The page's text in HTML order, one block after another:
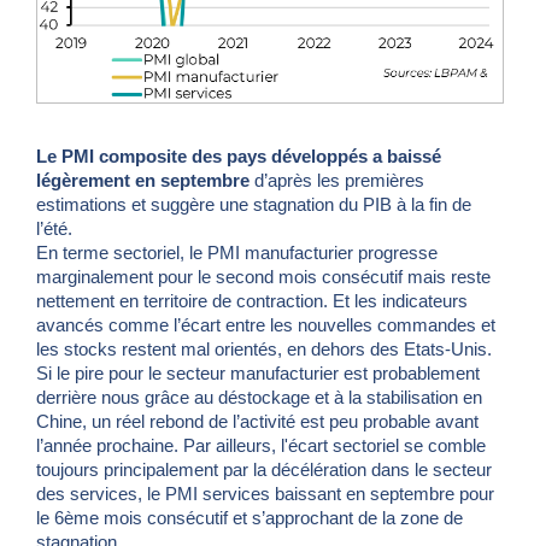
Le PMI composite des pays développés a baissé
légèrement en septembre d’après les premières
estimations et suggère une stagnation du PIB à la fin de
l’été.
En terme sectoriel, le PMI manufacturier progresse
marginalement pour le second mois consécutif mais reste
nettement en territoire de contraction. Et les indicateurs
avancés comme l’écart entre les nouvelles commandes et
les stocks restent mal orientés, en dehors des Etats-Unis.
Si le pire pour le secteur manufacturier est probablement
derrière nous grâce au déstockage et à la stabilisation en
Chine, un réel rebond de l’activité est peu probable avant
l’année prochaine. Par ailleurs, l'écart sectoriel se comble
toujours principalement par la décélération dans le secteur
des services, le PMI services baissant en septembre pour
le 6ème mois consécutif et s’approchant de la zone de
stagnation